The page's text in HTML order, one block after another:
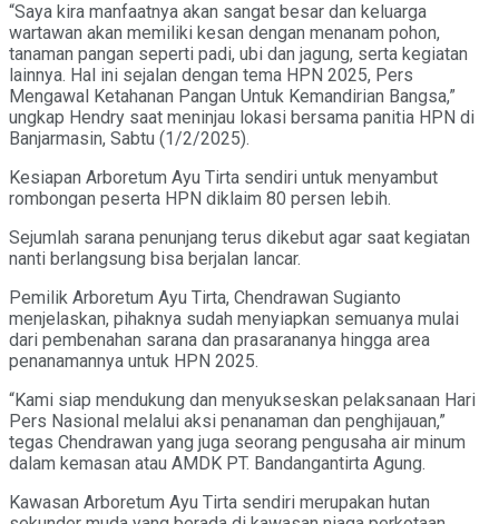
“Saya kira manfaatnya akan sangat besar dan keluarga
wartawan akan memiliki kesan dengan menanam pohon,
tanaman pangan seperti padi, ubi dan jagung, serta kegiatan
lainnya. Hal ini sejalan dengan tema HPN 2025, Pers
Mengawal Ketahanan Pangan Untuk Kemandirian Bangsa,”
ungkap Hendry saat meninjau lokasi bersama panitia HPN di
Banjarmasin, Sabtu (1/2/2025).
Kesiapan Arboretum Ayu Tirta sendiri untuk menyambut
rombongan peserta HPN diklaim 80 persen lebih.
Sejumlah sarana penunjang terus dikebut agar saat kegiatan
nanti berlangsung bisa berjalan lancar.
Pemilik Arboretum Ayu Tirta, Chendrawan Sugianto
menjelaskan, pihaknya sudah menyiapkan semuanya mulai
dari pembenahan sarana dan prasarananya hingga area
penanamannya untuk HPN 2025.
“Kami siap mendukung dan menyukseskan pelaksanaan Hari
Pers Nasional melalui aksi penanaman dan penghijauan,”
tegas Chendrawan yang juga seorang pengusaha air minum
dalam kemasan atau AMDK PT. Bandangantirta Agung.
Kawasan Arboretum Ayu Tirta sendiri merupakan hutan